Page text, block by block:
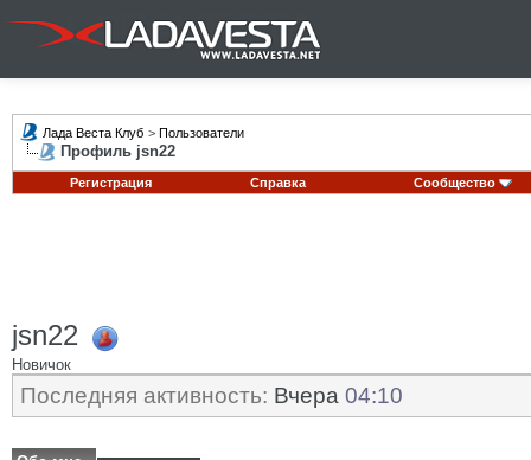
Лада Веста Клуб > Пользователи
Профиль jsn22
Регистрация Справка Сообщество
jsn22
Новичок
Последняя активность: Вчера 04:10